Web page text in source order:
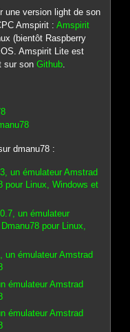
une version light de son
Amspirit : Amspirit
(bientôt Raspberry
Amspirit Lite est
sur son Github.
dmanu78 :
un émulateur Amstrad
pour Linux, Windows et
un émulateur
pour Linux,
un émulateur Amstrad
émulateur Amstrad
émulateur Amstrad